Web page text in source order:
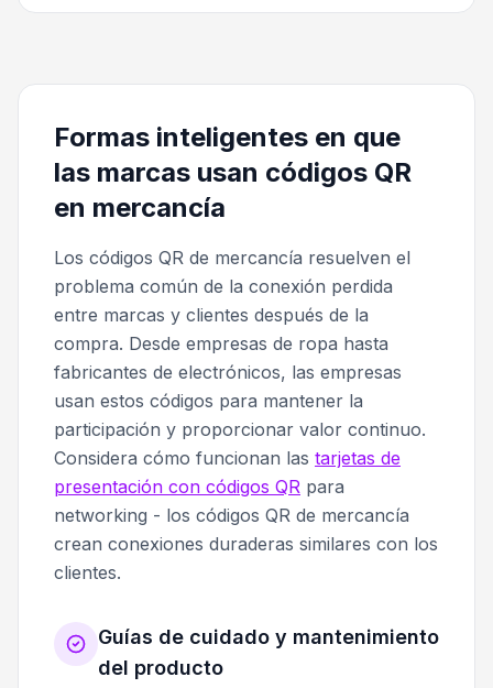
Formas inteligentes en que
las marcas usan códigos QR
en mercancía
Los códigos QR de mercancía resuelven el
problema común de la conexión perdida
entre marcas y clientes después de la
compra. Desde empresas de ropa hasta
fabricantes de electrónicos, las empresas
usan estos códigos para mantener la
participación y proporcionar valor continuo.
Considera cómo funcionan las tarjetas de
presentación con códigos QR para
networking - los códigos QR de mercancía
crean conexiones duraderas similares con los
clientes.
Guías de cuidado y mantenimiento
del producto